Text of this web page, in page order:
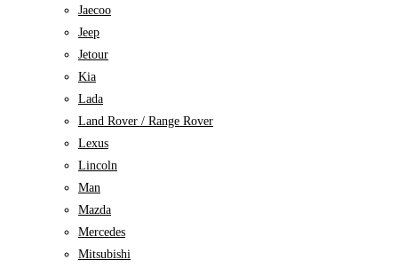
Jaecoo
Jeep
Jetour
Kia
Lada
Land Rover / Range Rover
Lexus
Lincoln
Man
Mazda
Mercedes
Mitsubishi